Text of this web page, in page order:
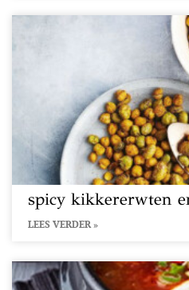
spicy kikkererwten
LEES VERDER »